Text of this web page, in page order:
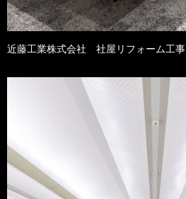
近藤工業株式会社 社屋リフォーム工事